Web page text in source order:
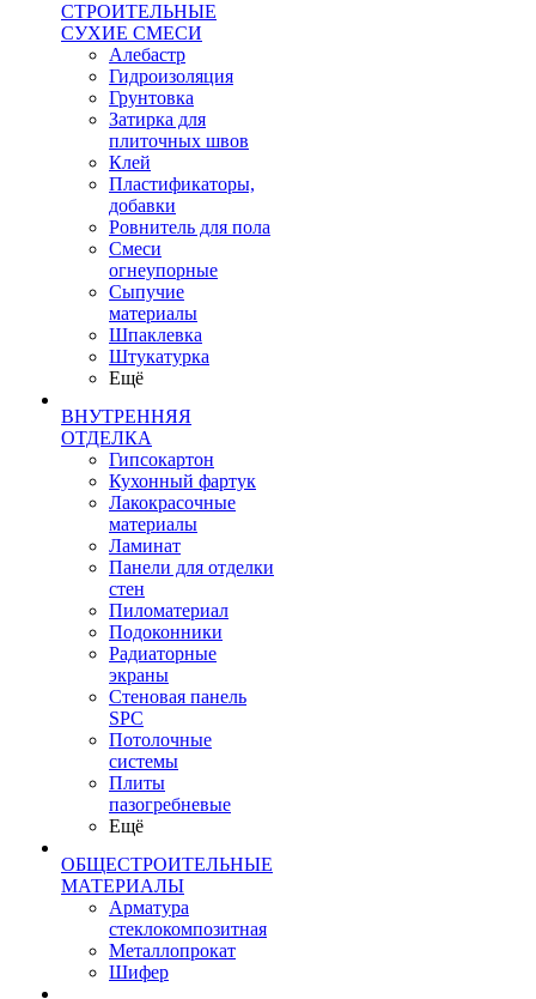
СТРОИТЕЛЬНЫЕ
СУХИЕ СМЕСИ
Алебастр
Гидроизоляция
Грунтовка
Затирка для
плиточных швов
Клей
Пластификаторы,
добавки
Ровнитель для пола
Смеси
огнеупорные
Сыпучие
материалы
Шпаклевка
Штукатурка
Ещё
ВНУТРЕННЯЯ
ОТДЕЛКА
Гипсокартон
Кухонный фартук
Лакокрасочные
материалы
Ламинат
Панели для отделки
стен
Пиломатериал
Подоконники
Радиаторные
экраны
Стеновая панель
SPC
Потолочные
системы
Плиты
пазогребневые
Ещё
ОБЩЕСТРОИТЕЛЬНЫЕ
МАТЕРИАЛЫ
Арматура
стеклокомпозитная
Металлопрокат
Шифер